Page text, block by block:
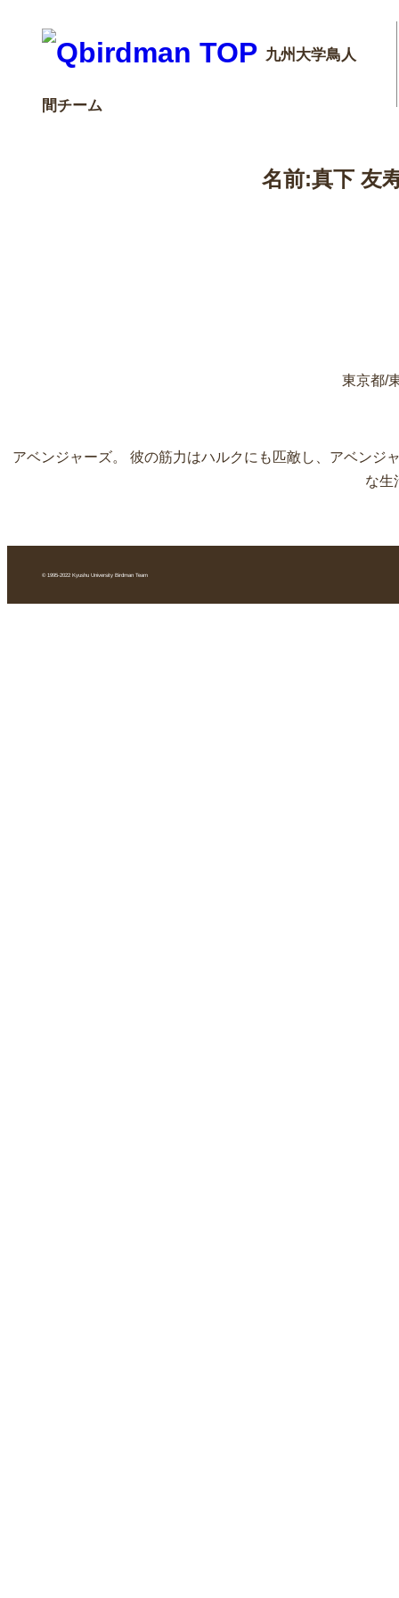
九州大学鳥人
間チーム
名前:真下 友
東京都/
アベンジャーズ。 彼の筋力はハルクにも匹敵し、アベンジ
な生
© 1995-2022 Kyushu University Birdman Team